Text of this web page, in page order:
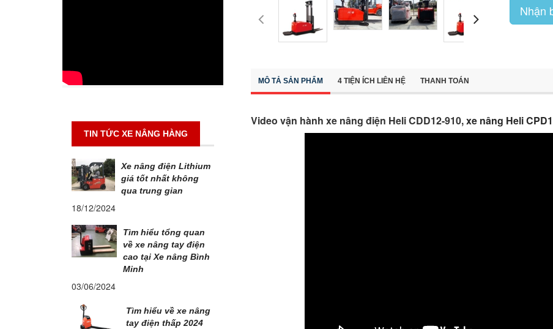
TIN TỨC XE NÂNG HÀNG
Xe nâng điện Lithium
giá tốt nhất không
qua trung gian
18/12/2024
Tìm hiểu tổng quan
về xe nâng tay điện
cao tại Xe nâng Bình
Minh
03/06/2024
Tìm hiểu về xe nâng
tay điện thấp 2024
Nhận
MÔ TẢ SẢN PHẨM 4 TIỆN ÍCH LIÊN HỆ THANH TOÁN
Video vận hành xe nâng điện Heli CDD12-910,xe nâng Heli